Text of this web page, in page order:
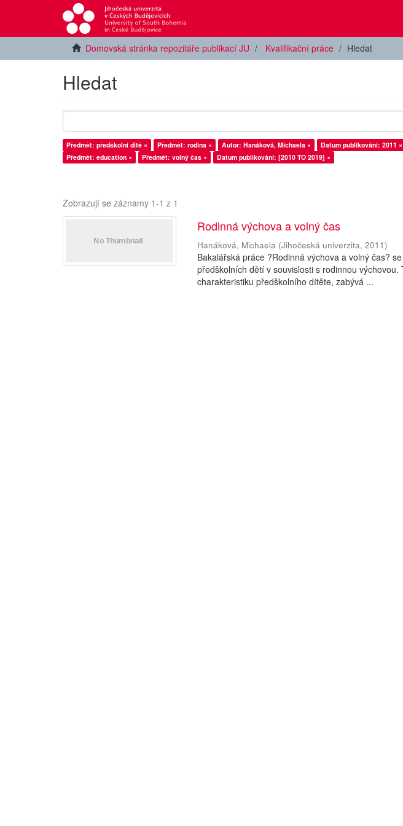
Domovská stránka repozitáře publikací JU Kvalifikační práce Hledat
Hledat
Předmět: předškolní dítě × Předmět: rodina × Autor: Hanáková, Michaela × Datum publikování: 2011 ×
Předmět: education ×
Předmět: volný čas × Datum publikování: [2010 TO 2019] ×
Zobrazují se záznamy 1-1 z 1
Rodinná výchova a volný čas
Hanáková, Michaela (Jihočeská univerzita,2011)
Bakalářská práce ?Rodinná výchova a volný čas?
předškolních dětí v souvislosti s rodinnou
charakteristiku předškolního dítěte, zabývá ...